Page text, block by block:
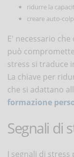
ridurre la
creare auto-
E' necessario
può
stress si traduce
La chiave per
che si adattano
formazione
Segnali di
I segnali di